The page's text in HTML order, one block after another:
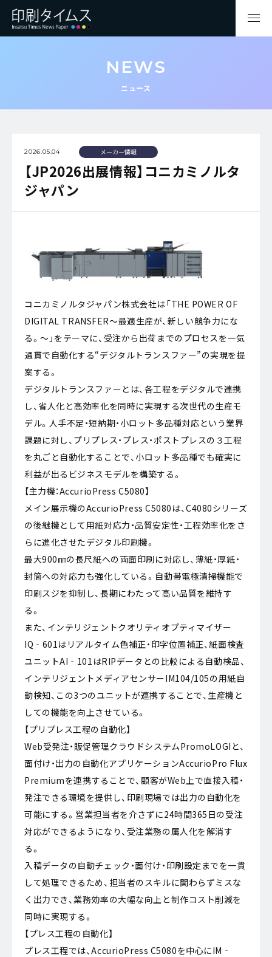
NEWS
ニュース
2026.05.04 メーカー情報
【JP2026出展情報】コニカミノルタ
ジャパン
コニカミノルタジャパン株式会社は「THE POWER OF
DIGITAL TRANSFER〜最適生産が、新しい競争力にな
る。〜」をテーマに、受注から出荷までのプロセスを一気
通貫で自動化する“デジタルトランスファー”の実現を提
案する。
デジタルトランスファーとは、各工程をデジタルで連携
し、省人化と高効率化を同時に実現する次世代の生産モ
デル。人手不足・短納期・小ロット多品種対応という業界
課題に対し、プリプレス・プレス・ポストプレスの３工程
を丸ごと自動化することで、小ロット多品種でも確実に
利益が出るビジネスモデルを構築する。
【主力機：AccurioPress C5080】
メイン展示機のAccurioPress C5080は、C4080シリーズ
の後継機として用紙対応力・品質安定性・工程効率化をさ
らに進化させたデジタル印刷機。
最大900㎜の長尺紙への両面印刷に対応し、薄紙・厚紙・
封筒への対応力も強化している。自動帯電極清掃機能で
印刷スジを抑制し、長期にわたって高い品質を維持す
る。
また、インテリジェントクオリティオプティマイザー
IQ‐601はリアルタイム色補正・印字位置補正、紙面検査
ユニットAI‐101はRIPデータとの比較による自動検品、
インテリジェントメディアセンサーIM104/105の用紙自
動検知、この3つのユニットが連携することで、生産機と
しての機能を向上させている。
【プリプレス工程の自動化】
Web受発注・販促管理クラウドシステムPromoLOGIと、
面付け・出力の自動化アプリケーションAccurioPro Flux
Premiumを連携することで、顧客がWeb上で直接入稿・
発注できる環境を提供し、印刷現場では出力の自動化を
可能にする。営業担当者を介さずに24時間365日の受注
対応ができるようになり、受注業務の属人化を解消す
る。
入稿データの自動チェック・面付け・印刷設定までを一貫
して処理できるため、担当者のスキルに関わらずミスな
く出力でき、業務効率の大幅な向上と制作コスト削減を
同時に実現する。
【プレス工程の自動化】
プレス工程では、AccurioPress C5080を中心にIM‐